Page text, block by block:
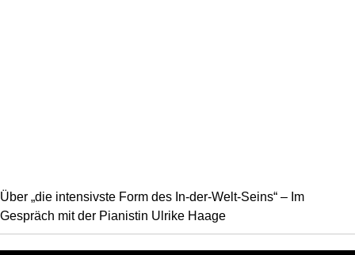
Über „die intensivste Form des In-der-Welt-Seins“ – Im
Gespräch mit der Pianistin Ulrike Haage